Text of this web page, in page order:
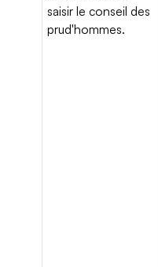
saisir le conseil des
prud'hommes.